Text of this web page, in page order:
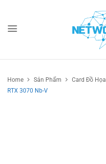
Home Sản Phẩm Card Đồ Họa
RTX 3070 Nb-V